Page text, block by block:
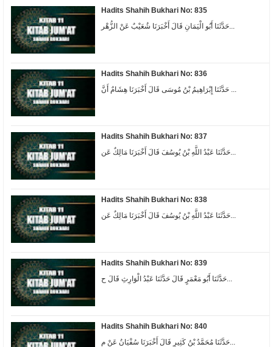
Hadits Shahih Bukhari No: 835
Hadits Shahih Bukhari No: 836
Hadits Shahih Bukhari No: 837
حَدَّثَنَا عَبْدُ اللَّهِ بْنُ يُوسُفَ قَالَ أَخْبَرَنَا مَالِكٌ عَن...
Hadits Shahih Bukhari No: 838
حَدَّثَنَا عَبْدُ اللَّهِ بْنُ يُوسُفَ قَالَ أَخْبَرَنَا مَالِكٌ عَن...
Hadits Shahih Bukhari No: 839
حَدَّثَنَا أَبُو مَعْمَرٍ قَالَ حَدَّثَنَا عَبْدُ الْوَارِثِ قَالَ ح...
Hadits Shahih Bukhari No: 840
حَدَّثَنَا مُحَمَّدُ بْنُ كَثِيرٍ قَالَ أَخْبَرَنَا سُفْيَانُ عَنْ م...